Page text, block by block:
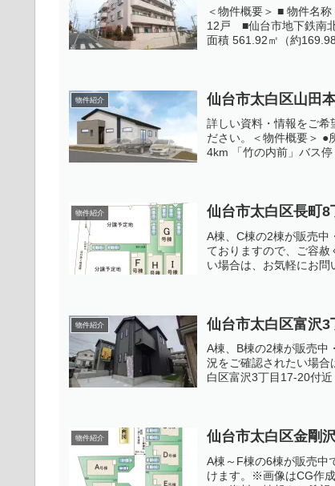
＜物件概要＞ ■ 物件名
12戸 ■仙台市地下鉄南
面積 561.92㎡（約
物件紹介 仙台市太白区山田
詳しい資料・情報をご希
ださい。＜物件概要＞ ●
4km 「竹の内前」バス
物件紹介 仙台市太白区長町8
A棟、C棟の2棟が販売中
ておりますので、ご容
い場合は、お気軽にお問
物件紹介 仙台市太白区富沢3
A棟、B棟の2棟が販売中
況をご確認されたい場
白区富沢3丁目17-20付
物件紹介 仙台市太白区金剛
A棟～F棟の6棟が販売中
けます。※画像はCG作